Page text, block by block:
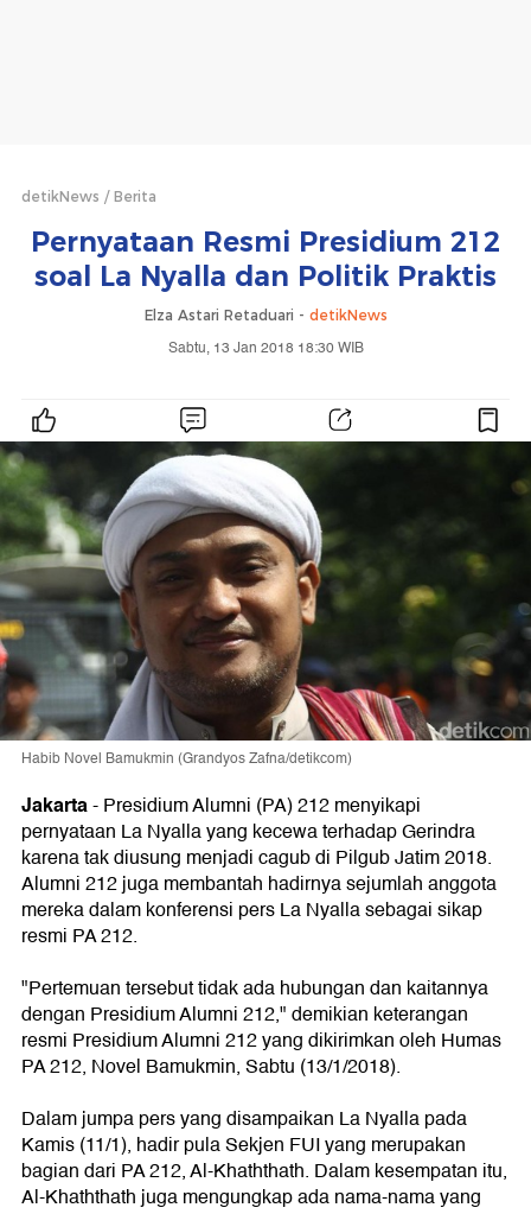
detikNews Berita
Pernyataan Resmi Presidium 212
soal La Nyalla dan Politik Praktis
Elza Astari Retaduari - detikNews
Sabtu, 13 Jan 2018 18:30 WIB
Habib Novel Bamukmin (Grandyos Zafna/detikcom)
Jakarta-Presidium Alumni (PA) 212 menyikapi
pernyataan La Nyalla yang kecewa terhadap Gerindra
karena tak diusung menjadi cagub di Pilgub Jatim 2018.
Alumni 212 juga membantah hadirnya sejumlah anggota
mereka dalam konferensi pers La Nyalla sebagai sikap
resmi PA 212.
"Pertemuan tersebut tidak ada hubungan dan kaitannya
dengan Presidium Alumni 212," demikian keterangan
resmi Presidium Alumni 212 yang dikirimkan oleh Humas
PA 212, Novel Bamukmin, Sabtu (13/1/2018).
Dalam jumpa pers yang disampaikan La Nyalla pada
Kamis (11/1), hadir pula Sekjen FUI yang merupakan
bagian dari PA 212, Al-Khaththath. Dalam kesempatan itu,
Al-Khaththath juga mengungkap ada nama-nama yang